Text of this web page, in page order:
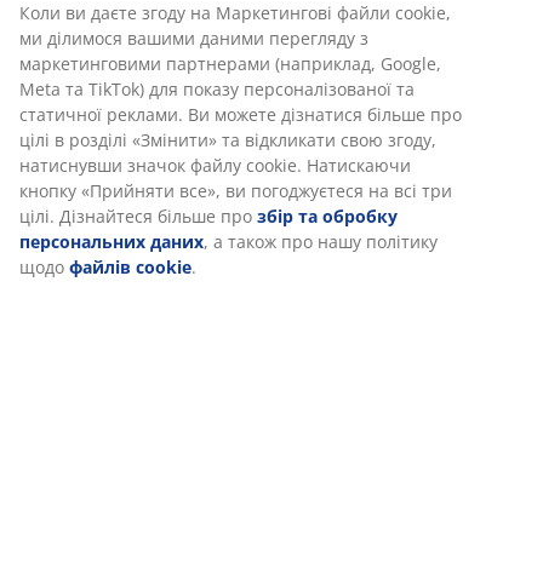
Відгуки
(2)
Доставка
Коли ви даєте згоду на Маркетингові файли cookie,
ми ділимося вашими даними перегляду з
маркетинговими партнерами (наприклад, Google,
Meta та TikTok) для показу персоналізованої та
статичної реклами. Ви можете дізнатися більше про
цілі в розділі «Змінити» та відкликати свою згоду,
натиснувши значок файлу cookie. Натискаючи
кнопку «Прийняти все», ви погоджуєтеся на всі три
цілі. Дізнайтеся більше про збір та обробку
персональних даних, а також про нашу політику
щодо файлів cookie.